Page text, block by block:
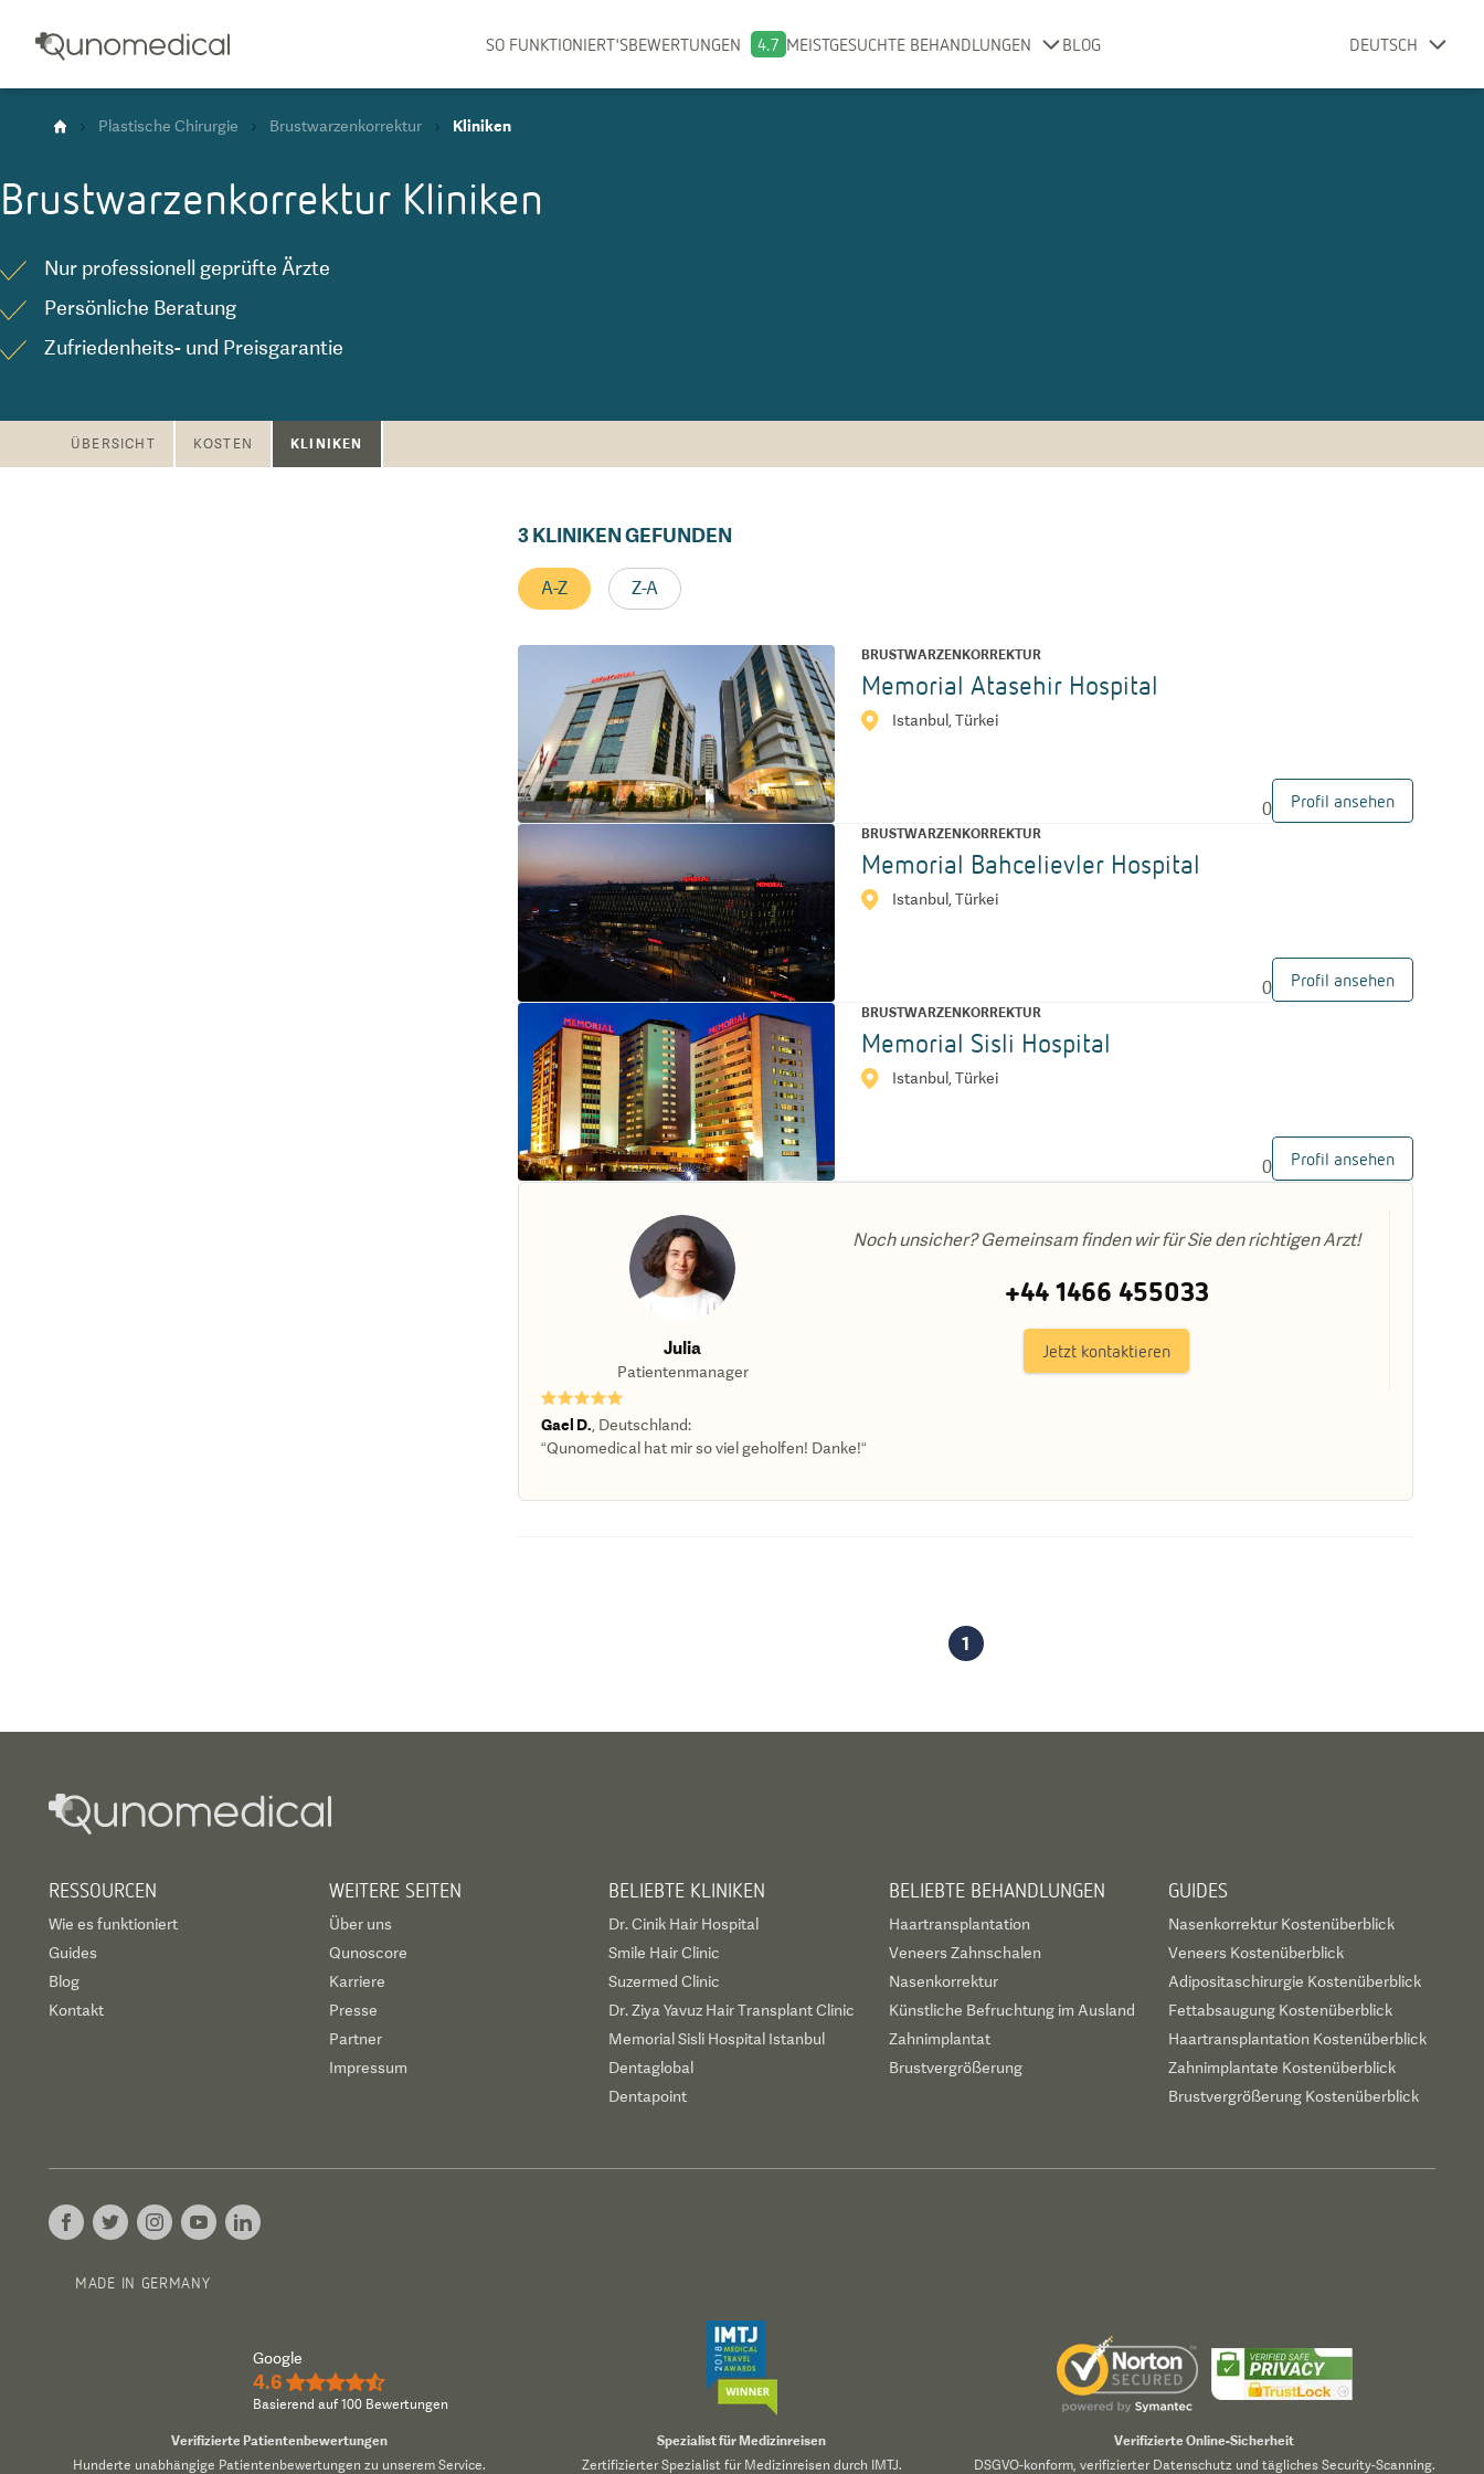
SO FUNKTIONIERT'SBEWERTUNGEN 4.7 MEISTGESUCHTE BEHANDLUNGEN BLOG DEUTSCH
Plastische Chirurgie Brustwarzenkorrektur Kliniken
Brustwarzenkorrektur Kliniken
Nur professionell geprüfte Ärzte
Persönliche Beratung
Zufriedenheits- und Preisgarantie
ÜBERSICHT KOSTEN KLINIKEN
3KLINIKEN GEFUNDEN
A-Z Z-A
BRUSTWARZENKORREKTUR
Memorial Atasehir Hospital
Istanbul, Türkei
0 Profil ansehen
BRUSTWARZENKORREKTUR
Memorial Bahcelievler Hospital
Istanbul, Türkei
0 Profil ansehen
BRUSTWARZENKORREKTUR
Memorial Sisli Hospital
Istanbul, Türkei
0 Profil ansehen
Julia
Patientenmanager
Noch unsicher? Gemeinsam finden wir für Sie den richtigen Arzt!
+44 1466 455033
Jetzt kontaktieren
★★★★★
Gael D. Deutschland:
“Qunomedical hat mir so viel geholfen! Danke!“
1
RESSOURCEN
Wie es funktioniert
Guides
Blog
Kontakt
WEITERE SEITEN
Über uns
Qunoscore
Karriere
Presse
Partner
Impressum
BELIEBTE KLINIKEN
Dr. Cinik Hair Hospital
Smile Hair Clinic
Suzermed Clinic
Dr. Ziya Yavuz Hair Transplant Clinic
Memorial Sisli Hospital Istanbul
Dentaglobal
Dentapoint
BELIEBTE BEHANDLUNGEN
Haartransplantation
Veneers Zahnschalen
Nasenkorrektur
Künstliche Befruchtung im Ausland
Zahnimplantat
Brustvergrößerung
GUIDES
Nasenkorrektur Kostenüberblick
Veneers Kostenüberblick
Adipositaschirurgie Kostenüberblick
Fettabsaugung Kostenüberblick
Haartransplantation Kostenüberblick
Zahnimplantate Kostenüberblick
Brustvergrößerung Kostenüberblick
MADE IN GERMANY
Google
4.6 ★★★★½
Basierend auf 100 Bewertungen
Verifizierte Patientenbewertungen
Hunderte unabhängige Patientenbewertungen zu unserem Service.
Spezialist für Medizinreisen
Zertifizierter Spezialist für Medizinreisen durch IMTJ.
Verifizierte Online-Sicherheit
DSGVO-konform, verifizierter Datenschutz und tägliches Security-Scanning.